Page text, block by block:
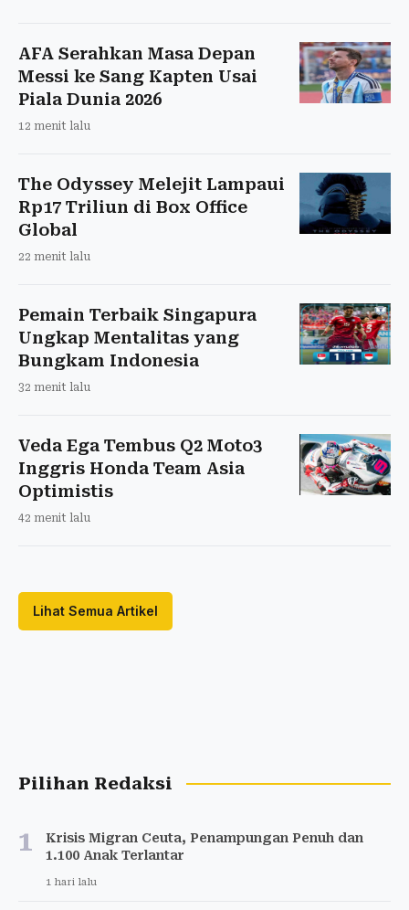
AFA Serahkan Masa Depan
Messi ke Sang Kapten Usai
Piala Dunia 2026
12 menit lalu
The Odyssey Melejit Lampaui
Rp17 Triliun di Box Office
Global
22 menit lalu
Pemain Terbaik Singapura
Ungkap Mentalitas yang
Bungkam Indonesia
32 menit lalu
Veda Ega Tembus Q2 Moto3
Inggris Honda Team Asia
Optimistis
42 menit lalu
Lihat Semua Artikel
Pilihan Redaksi
1
Krisis Migran Ceuta, Penampungan Penuh dan
1.100 Anak Terlantar
1 hari lalu